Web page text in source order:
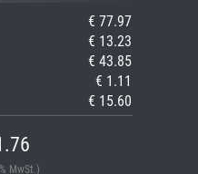
€ 77.97
€ 13.23
€ 43.85
€ 1.11
€ 15.60
MwSt.)